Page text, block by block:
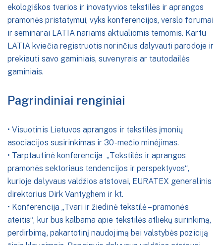
ekologiškos tvarios ir inovatyvios tekstilės ir aprangos
pramonės pristatymui, vyks konferencijos, verslo forumai
ir seminarai LATIA nariams aktualiomis temomis. Kartu
LATIA kviečia registruotis norinčius dalyvauti parodoje ir
prekiauti savo gaminiais, suvenyrais ar tautodailės
gaminiais.
Pagrindiniai renginiai
• Visuotinis Lietuvos aprangos ir tekstilės įmonių
asociacijos susirinkimas ir 30-mečio minėjimas.
• Tarptautinė konferencija „Tekstilės ir aprangos
pramonės sektoriaus tendencijos ir perspektyvos“,
kurioje dalyvaus valdžios atstovai, EURATEX generalinis
direktorius Dirk Vantyghem ir kt.
• Konferencija „Tvari ir žiedinė tekstilė – pramonės
ateitis“, kur bus kalbama apie tekstilės atliekų surinkimą,
perdirbimą, pakartotinį naudojimą bei valstybės poziciją